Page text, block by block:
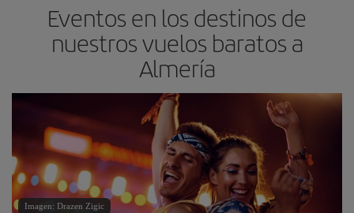
Eventos en los destinos de
nuestros vuelos baratos a
Almería
Imagen: Drazen Zigic